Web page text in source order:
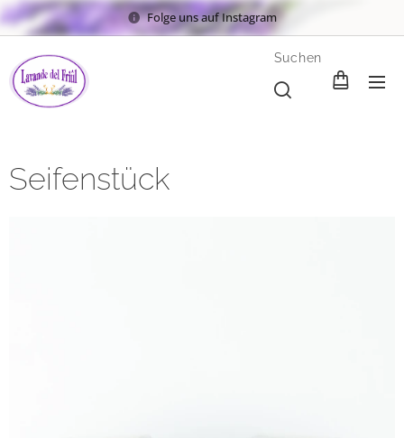
Folge uns auf Instagram
Suchen
Seifenstück